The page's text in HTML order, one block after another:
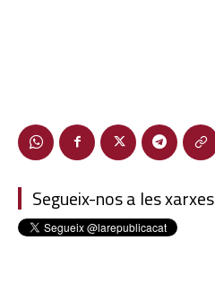
Segueix-nos a les xarxes